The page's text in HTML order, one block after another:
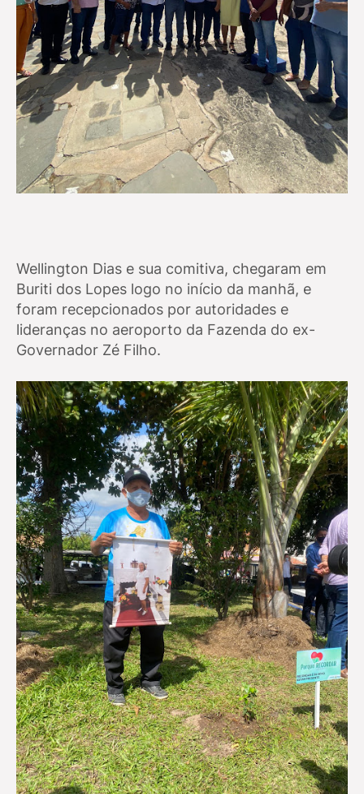
Wellington Dias e sua comitiva, chegaram em
Buriti dos Lopes logo no início da manhã, e
foram recepcionados por autoridades e
lideranças no aeroporto da Fazenda do ex-
Governador Zé Filho.